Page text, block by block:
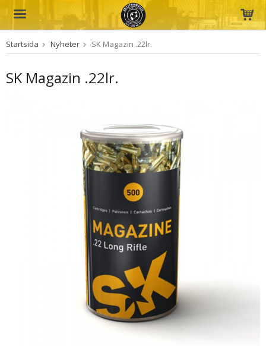
Produkten har blivit tillagd i varukorgen
Startsida Nyheter SK Magazin .22lr.
SK Magazin .22lr.